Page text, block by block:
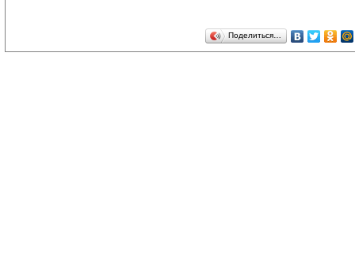
Поделиться…